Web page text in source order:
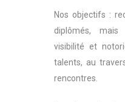
Nos objectifs :
diplômés,
visibilité et
talents, au
rencontres.